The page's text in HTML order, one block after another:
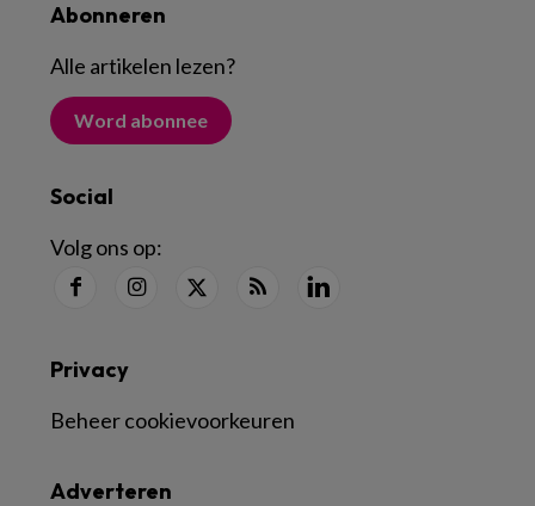
Abonneren
Alle artikelen lezen?
Word abonnee
Social
Volg ons op:
Adverteren
Privacy
Beheer cookievoorkeuren